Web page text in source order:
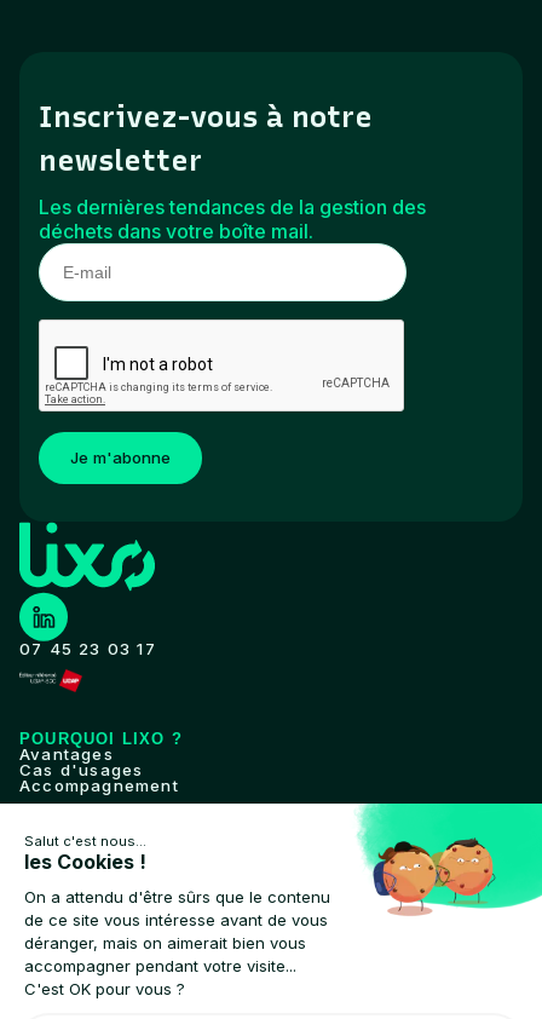
Inscrivez-vous à notre
newsletter
Les dernières tendances de la gestion des
déchets dans votre boîte mail.
Je m'abonne
07 45 23 03 17
POURQUOI LIXO ?
Avantages
Cas d'usages
Accompagnement
SOLUTION
Fonctionnalités
Déploiement
CLIENTS
Collectivités
Collecteurs privés